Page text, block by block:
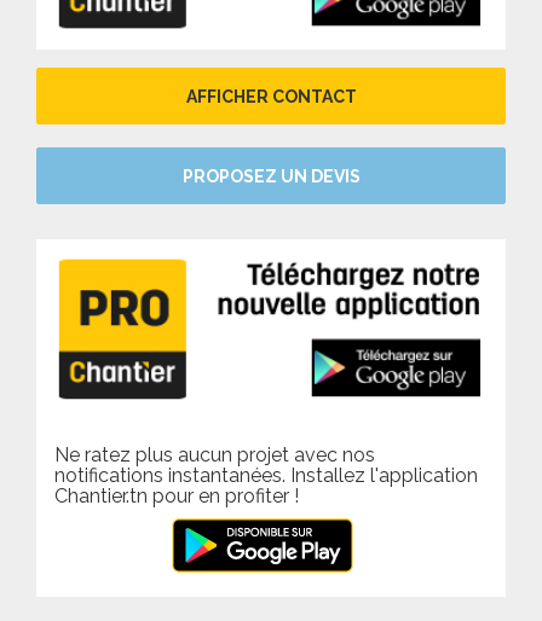
AFFICHER CONTACT
PROPOSEZ UN DEVIS
Ne ratez plus aucun projet avec nos
notifications instantanées. Installez l'application
Chantier.tn pour en profiter !